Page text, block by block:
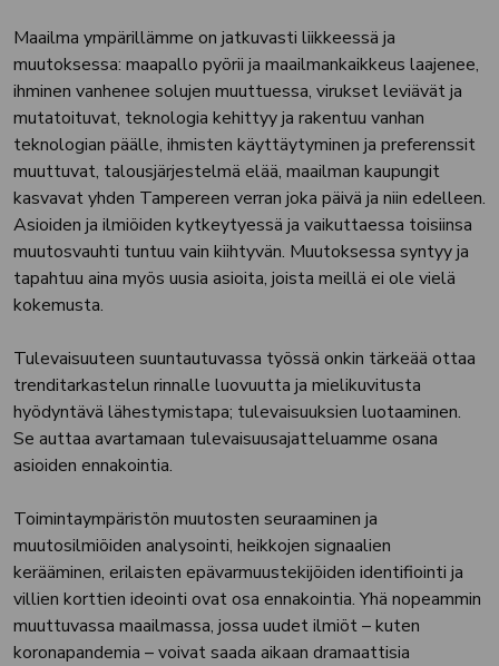
Maailma ympärillämme on jatkuvasti liikkeessä ja
muutoksessa: maapallo pyörii ja maailmankaikkeus laajenee,
ihminen vanhenee solujen muuttuessa, virukset leviävät ja
mutatoituvat, teknologia kehittyy ja rakentuu vanhan
teknologian päälle, ihmisten käyttäytyminen ja preferenssit
muuttuvat, talousjärjestelmä elää, maailman kaupungit
kasvavat yhden Tampereen verran joka päivä ja niin edelleen.
Asioiden ja ilmiöiden kytkeytyessä ja vaikuttaessa toisiinsa
muutosvauhti tuntuu vain kiihtyvän. Muutoksessa syntyy ja
tapahtuu aina myös uusia asioita, joista meillä ei ole vielä
kokemusta.
Tulevaisuuteen suuntautuvassa työssä onkin tärkeää ottaa
trenditarkastelun rinnalle luovuutta ja mielikuvitusta
hyödyntävä lähestymistapa; tulevaisuuksien luotaaminen.
Se auttaa avartamaan tulevaisuusajatteluamme osana
asioiden ennakointia.
Toimintaympäristön muutosten seuraaminen ja
muutosilmiöiden analysointi, heikkojen signaalien
kerääminen, erilaisten epävarmuustekijöiden identifiointi ja
villien korttien ideointi ovat osa ennakointia. Yhä nopeammin
muuttuvassa maailmassa, jossa uudet ilmiöt – kuten
koronapandemia – voivat saada aikaan dramaattisia